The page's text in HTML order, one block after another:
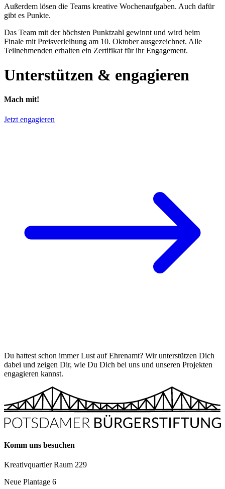
Außerdem lösen die Teams kreative Wochenaufgaben. Auch dafür
gibt es Punkte.
Das Team mit der höchsten Punktzahl gewinnt und wird beim
Finale mit Preisverleihung am 10. Oktober ausgezeichnet. Alle
Teilnehmenden erhalten ein Zertifikat für ihr Engagement.
Unterstützen & engagieren
Mach mit!
Jetzt engagieren
Du hattest schon immer Lust auf Ehrenamt? Wir unterstützen Dich
dabei und zeigen Dir, wie Du Dich bei uns und unseren Projekten
engagieren kannst.
Komm uns besuchen
Kreativquartier Raum 229
Neue Plantage 6